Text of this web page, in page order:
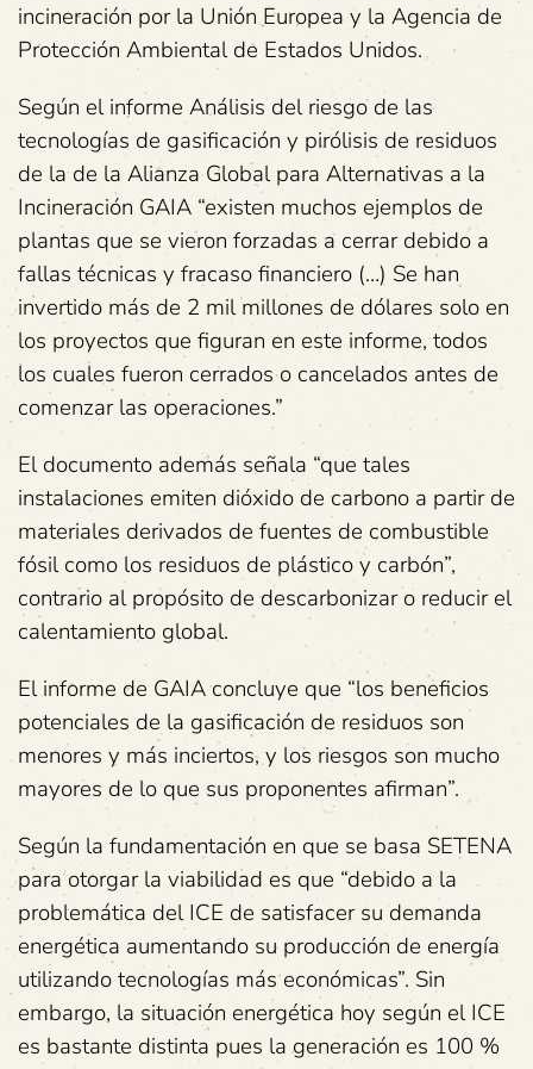
incineración por la Unión Europea y la Agencia de
Protección Ambiental de Estados Unidos.
Según el informe Análisis del riesgo de las
tecnologías de gasificación y pirólisis de residuos
de la de la Alianza Global para Alternativas a la
Incineración GAIA “existen muchos ejemplos de
plantas que se vieron forzadas a cerrar debido a
fallas técnicas y fracaso financiero (…) Se han
invertido más de 2 mil millones de dólares solo en
los proyectos que figuran en este informe, todos
los cuales fueron cerrados o cancelados antes de
comenzar las operaciones.”
El documento además señala “que tales
instalaciones emiten dióxido de carbono a partir de
materiales derivados de fuentes de combustible
fósil como los residuos de plástico y carbón”,
contrario al propósito de descarbonizar o reducir el
calentamiento global.
El informe de GAIA concluye que “los beneficios
potenciales de la gasificación de residuos son
menores y más inciertos, y los riesgos son mucho
mayores de lo que sus proponentes afirman”.
Según la fundamentación en que se basa SETENA
para otorgar la viabilidad es que “debido a la
problemática del ICE de satisfacer su demanda
energética aumentando su producción de energía
utilizando tecnologías más económicas”. Sin
embargo, la situación energética hoy según el ICE
es bastante distinta pues la generación es 100 %